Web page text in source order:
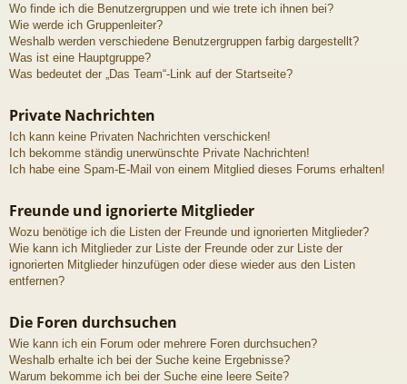
Wo finde ich die Benutzergruppen und wie trete ich ihnen bei?
Wie werde ich Gruppenleiter?
Weshalb werden verschiedene Benutzergruppen farbig dargestellt?
Was ist eine Hauptgruppe?
Was bedeutet der „Das Team“-Link auf der Startseite?
Private Nachrichten
Ich kann keine Privaten Nachrichten verschicken!
Ich bekomme ständig unerwünschte Private Nachrichten!
Ich habe eine Spam-E-Mail von einem Mitglied dieses Forums erhalten!
Freunde und ignorierte Mitglieder
Wozu benötige ich die Listen der Freunde und ignorierten Mitglieder?
Wie kann ich Mitglieder zur Liste der Freunde oder zur Liste der
ignorierten Mitglieder hinzufügen oder diese wieder aus den Listen
entfernen?
Die Foren durchsuchen
Wie kann ich ein Forum oder mehrere Foren durchsuchen?
Weshalb erhalte ich bei der Suche keine Ergebnisse?
Warum bekomme ich bei der Suche eine leere Seite?